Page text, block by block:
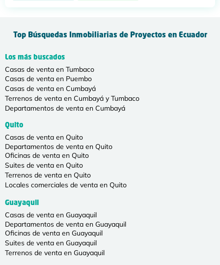
Top Búsquedas Inmobiliarias de Proyectos en Ecuador
Los más buscados
Casas de venta en Tumbaco
Casas de venta en Puembo
Casas de venta en Cumbayá
Terrenos de venta en Cumbayá y Tumbaco
Departamentos de venta en Cumbayá
Quito
Casas de venta en Quito
Departamentos de venta en Quito
Oficinas de venta en Quito
Suites de venta en Quito
Terrenos de venta en Quito
Locales comerciales de venta en Quito
Guayaquil
Casas de venta en Guayaquil
Departamentos de venta en Guayaquil
Oficinas de venta en Guayaquil
Suites de venta en Guayaquil
Terrenos de venta en Guayaquil